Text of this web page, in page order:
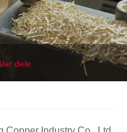
dele